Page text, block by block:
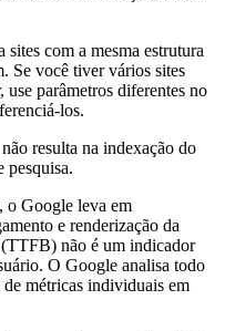
com a mesma estrutura
Se você tiver vários sites
use parâmetros diferentes no
los.
resulta na indexação do
pesquisa.
o Google leva em
e renderização da
não é um indicador
O Google analisa todo
métricas individuais em